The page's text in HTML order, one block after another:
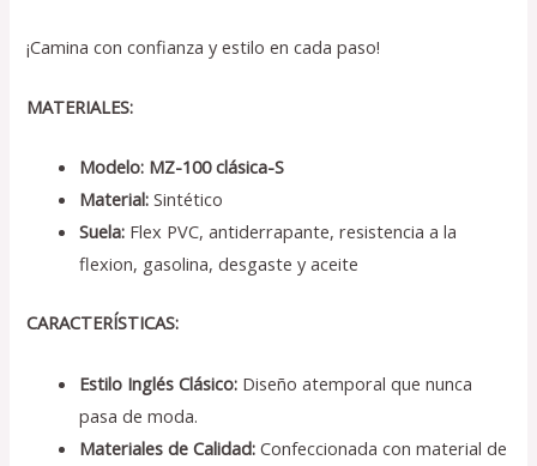
¡Camina con confianza y estilo en cada paso!
MATERIALES:
Modelo: MZ-100 clásica-S
Material:Sintético
Suela: Flex PVC, antiderrapante, resistencia a la
flexion, gasolina, desgaste y aceite
CARACTERÍSTICAS:
Estilo Inglés Clásico: Diseño atemporal que nunca
pasa de moda.
Materiales de Calidad:Confeccionada con material de